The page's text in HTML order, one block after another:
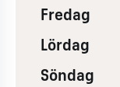
Fredag
Lördag
Söndag